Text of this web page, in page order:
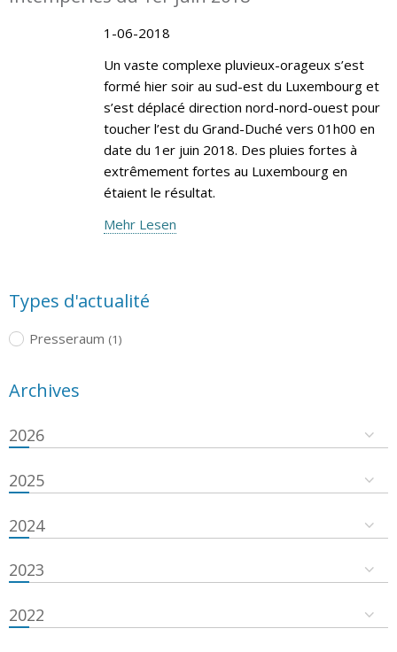
1-06-2018
Un vaste complexe pluvieux-orageux s’est
formé hier soir au sud-est du Luxembourg et
s’est déplacé direction nord-nord-ouest pour
toucher l’est du Grand-Duché vers 01h00 en
date du 1er juin 2018. Des pluies fortes à
extrêmement fortes au Luxembourg en
étaient le résultat.
Mehr Lesen
Types d'actualité
Presseraum (1)
Archives
2026
2025
2024
2023
2022